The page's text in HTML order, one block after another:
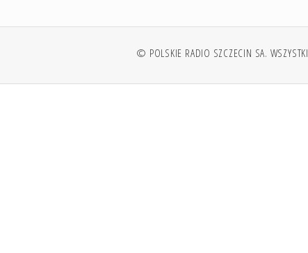
© POLSKIE RADIO SZCZECIN SA.